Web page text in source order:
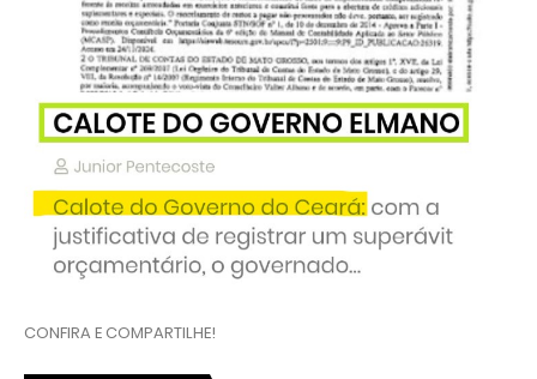
CONFIRA E COMPARTILHE!